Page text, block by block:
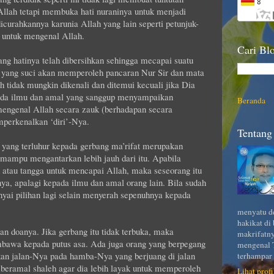
tetapi membuka hati nuraninya untuk menjadi
karunia Allah yang lain seperti petunjuk-
mengenal Allah.
hatinya telah dibersihkan sehingga mecapai suatu
suci akan memperoleh pancaran Nur Sir dan mata
tidak mungkin dikenali dan ditemui kecuali jika Dia
ilmu dan amal yang sanggup menyampaikan
Allah secara zauk (berhadapan secara
‘diri’-Nya.
terluhur kepada gerbang ma’rifat merupakan
mengantarkan lebih jauh dari itu. Apabila
tangga untuk mencapai Allah, maka seseorang itu
apalagi kepada ilmu dan amal orang lain. Bila sudah
pilihan lagi selain menyerah sepenuhnya kepada
doanya. Jika gerbang itu tidak terbuka, maka
kepada putus asa. Ada juga orang yang berpegang
jalan-Nya pada hamba-Nya yang berjuang di jalan
shaleh agar dia lebih layak untuk memperoleh
Cari
Beranda
menyatu
hakikat di
mengenal
Lihat